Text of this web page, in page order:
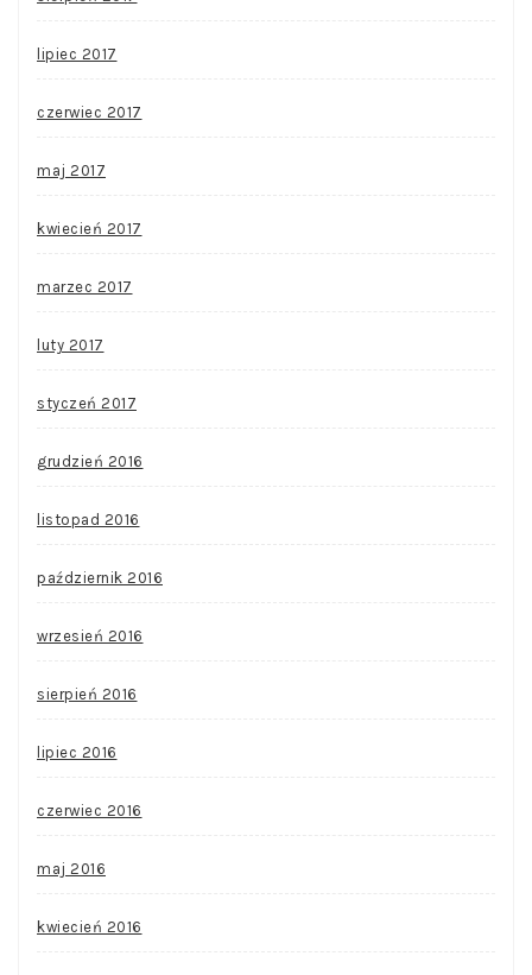
lipiec 2017
czerwiec 2017
maj 2017
kwiecień 2017
marzec 2017
luty 2017
styczeń 2017
grudzień 2016
listopad 2016
październik 2016
wrzesień 2016
sierpień 2016
lipiec 2016
czerwiec 2016
maj 2016
kwiecień 2016